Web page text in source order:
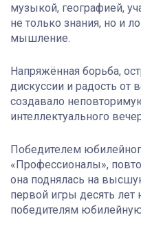
музыкой, географией,
не только знания, но и
мышление.
Напряжённая борьба,
дискуссии и радость от
создавало
интеллектуального
Победителем
«Профессионалы»,
она поднялась на
первой игры десять лет
победителям